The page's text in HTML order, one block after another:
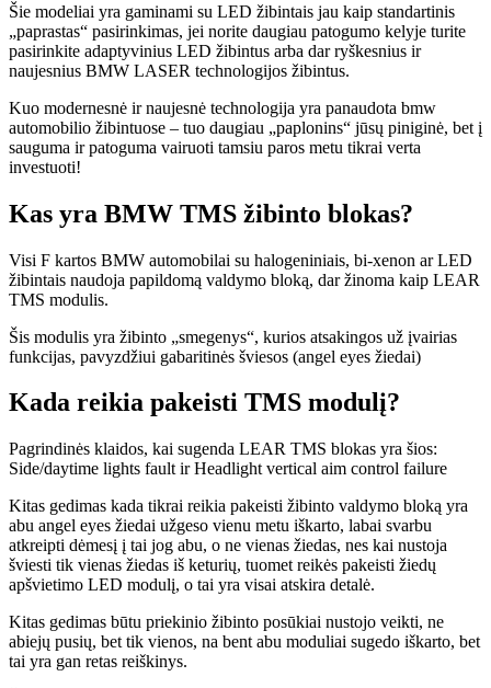
Šie modeliai yra gaminami su LED žibintais jau kaip standartinis
„paprastas“ pasirinkimas, jei norite daugiau patogumo kelyje turite
pasirinkite adaptyvinius LED žibintus arba dar ryškesnius ir
naujesnius BMW LASER technologijos žibintus.
Kuo modernesnė ir naujesnė technologija yra panaudota bmw
automobilio žibintuose – tuo daugiau „paplonins“ jūsų piniginė, bet į
sauguma ir patoguma vairuoti tamsiu paros metu tikrai verta
investuoti!
Kas yra BMW TMS žibinto blokas?
Visi F kartos BMW automobilai su halogeniniais, bi-xenon ar LED
žibintais naudoja papildomą valdymo bloką, dar žinoma kaip LEAR
TMS modulis.
Šis modulis yra žibinto „smegenys“, kurios atsakingos už įvairias
funkcijas, pavyzdžiui gabaritinės šviesos (angel eyes žiedai)
Kada reikia pakeisti TMS modulį?
Pagrindinės klaidos, kai sugenda LEAR TMS blokas yra šios:
Side/daytime lights fault ir Headlight vertical aim control failure
Kitas gedimas kada tikrai reikia pakeisti žibinto valdymo bloką yra
abu angel eyes žiedai užgeso vienu metu iškarto, labai svarbu
atkreipti dėmesį į tai jog abu, o ne vienas žiedas, nes kai nustoja
šviesti tik vienas žiedas iš keturių, tuomet reikės pakeisti žiedų
apšvietimo LED modulį, o tai yra visai atskira detalė.
Kitas gedimas būtu priekinio žibinto posūkiai nustojo veikti, ne
abiejų pusių, bet tik vienos, na bent abu moduliai sugedo iškarto, bet
tai yra gan retas reiškinys.